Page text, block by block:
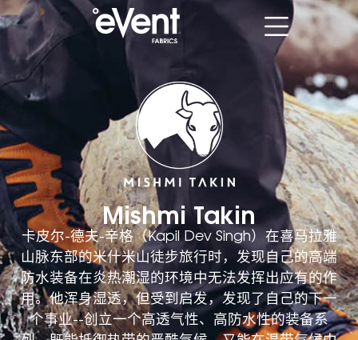
Mishmi Takin
卡皮尔-德夫-辛格（Kapil Dev Singh）在喜马拉雅
山脉东部的米什米山徒步旅行时，发现自己的高端
防水装备在炎热潮湿的环境中无法发挥出应有的作
用。他浑身湿透，但受到启发，发现了自己的下一
个事业--创立一个高透气性、高防水性的装备系